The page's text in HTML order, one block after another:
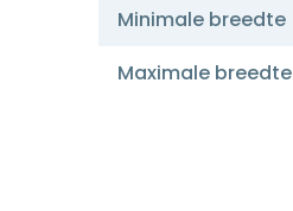
Minimale breedte
Maximale breedte